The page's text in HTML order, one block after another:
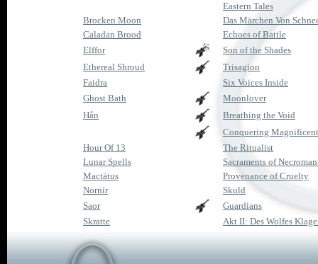
Eastern Tales
Brocken Moon
Das Märchen Von
Caladan Brood
Echoes of Battle
Elffor
Son of the Shades
Ethereal Shroud
Trisagion
Faidra
Six Voices Inside
Ghost Bath
Moonlover
Hån
Breathing the Void
Conquering
Hour Of 13
The Ritualist
Lunar Spells
Sacraments of
Mactätus
Provenance of Cruelty
Nornír
Skuld
Saor
Guardians
Skratte
Akt II: Des Wolfes